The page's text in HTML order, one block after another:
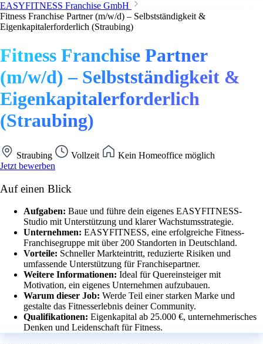
EASYFITNESS Franchise GmbH
Fitness Franchise Partner (m/w/d) – Selbstständigkeit &
Eigenkapitalerforderlich (Straubing)
Fitness Franchise Partner
(m/w/d) – Selbstständigkeit &
Eigenkapitalerforderlich
(Straubing)
Straubing Vollzeit
Kein Homeoffice möglich
Jetzt bewerben
Auf einen Blick
Aufgaben: Baue und führe dein eigenes EASYFITNESS-
Studio mit Unterstützung und klarer Wachstumsstrategie.
Unternehmen: EASYFITNESS, eine erfolgreiche Fitness-
Franchisegruppe mit über 200 Standorten in Deutschland.
Vorteile: Schneller Markteintritt, reduzierte Risiken und
umfassende Unterstützung für Franchisepartner.
Weitere Informationen: Ideal für Quereinsteiger mit
Motivation, ein eigenes Unternehmen aufzubauen.
Warum dieser Job: Werde Teil einer starken Marke und
gestalte das Fitnesserlebnis deiner Community.
Qualifikationen: Eigenkapital ab 25.000 €, unternehmerisches
Denken und Leidenschaft für Fitness.